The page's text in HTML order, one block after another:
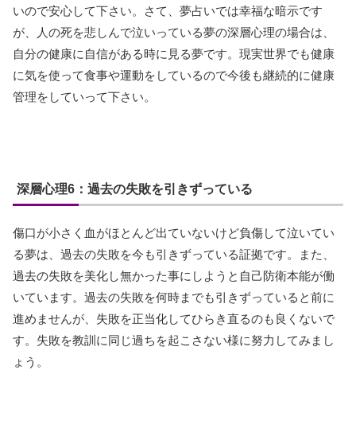
いので安心して下さい。さて、夢占いでは幸福な暗示です
が、人の死を悲しんで泣いっている夢の深層心理の場合は、
自分の健康に自信がある時に見る夢です。現実世界でも健康
に気を使って食事や運動をしているので今後も継続的に健康
管理をしていって下さい。
深層心理6：過去の失敗を引きずっている
傷口が小さく血がほとんど出ていないけど負傷して泣いてい
る夢は、過去の失敗を今も引きずっている証拠です。また、
過去の失敗を美化し無かった事にしようと自己防衛本能が働
いています。過去の失敗を何時までも引きずっていると前に
進めませんが、失敗を正当化してひらき直るのも良くないで
す。失敗を教訓に同じ過ちを起こさない様に努力してみまし
ょう。